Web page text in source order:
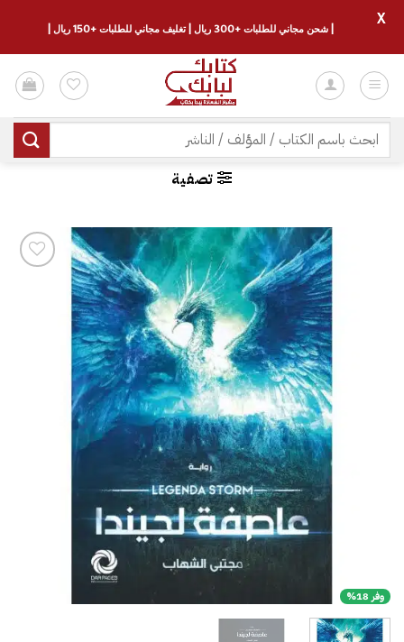
للمحتوى
البحث
عن:
تصفية
وفر 18%
| شحن مجاني للطلبات +300 ريال | تغليف مجاني للطلبات +150 ريال |
X